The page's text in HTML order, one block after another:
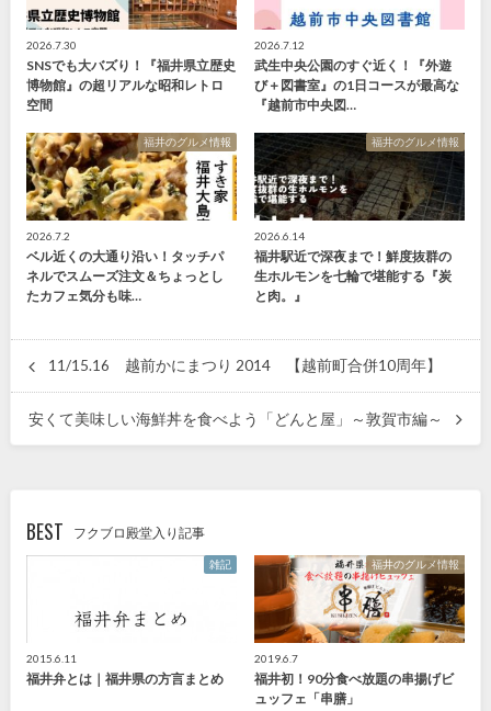
2026.7.30
SNSでも大バズり！『福井県立歴史
博物館』の超リアルな昭和レトロ
空間
2026.7.12
武生中央公園のすぐ近く！『外遊
び＋図書室』の1日コースが最高な
『越前市中央図…
福井のグルメ情報
2026.7.2
ベル近くの大通り沿い！タッチパ
ネルでスムーズ注文＆ちょっとし
たカフェ気分も味…
福井のグルメ情報
2026.6.14
福井駅近で深夜まで！鮮度抜群の
生ホルモンを七輪で堪能する『炭
と肉。』
11/15.16 越前かにまつり 2014 【越前町合併10周年】
安くて美味しい海鮮丼を食べよう「どんと屋」～敦賀市編～
BEST フクブロ殿堂入り記事
雑記
2015.6.11
福井弁とは｜福井県の方言まとめ
福井のグルメ情報
2019.6.7
福井初！90分食べ放題の串揚げビ
ュッフェ「串膳」